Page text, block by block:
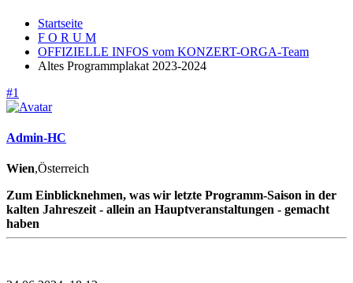
Startseite
F O R U M
OFFIZIELLE INFOS vom KONZERT-ORGA-Team
Altes Programmplakat 2023-2024
#1
Admin-HC
Wien,Österreich
Zum Einblicknehmen, was wir letzte Programm-Saison in der
kalten Jahreszeit - allein an Hauptveranstaltungen - gemacht
haben